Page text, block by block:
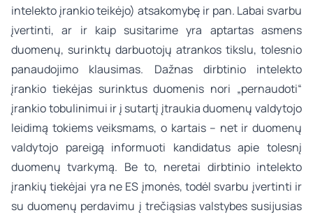
intelekto įrankio teikėjo) atsakomybę ir pan. Labai svarbu
įvertinti, ar ir kaip susitarime yra aptartas asmens
duomenų, surinktų darbuotojų atrankos tikslu, tolesnio
panaudojimo klausimas. Dažnas dirbtinio intelekto
įrankio tiekėjas surinktus duomenis nori „pernaudoti“
įrankio tobulinimui ir į sutartį įtraukia duomenų valdytojo
leidimą tokiems veiksmams, o kartais – net ir duomenų
valdytojo pareigą informuoti kandidatus apie tolesnį
duomenų tvarkymą. Be to, neretai dirbtinio intelekto
įrankių tiekėjai yra ne ES įmonės, todėl svarbu įvertinti ir
su duomenų perdavimu į trečiąsias valstybes susijusias